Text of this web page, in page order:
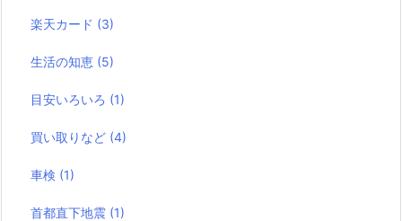
楽天カード (3)
生活の知恵 (5)
目安いろいろ (1)
買い取りなど (4)
車検 (1)
首都直下地震 (1)